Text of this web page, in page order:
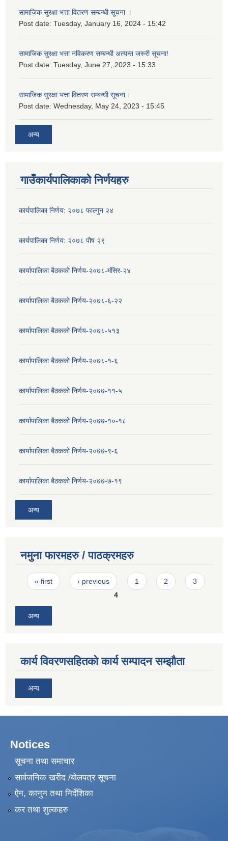
सामाजिक सुरक्षा भत्ता वितरण सम्बन्धी सूचना ।
Post date: Tuesday, January 16, 2024 - 15:42
सामाजिक सुरक्षा भत्ता नविकरण सम्बन्धी अत्यन्त जरुरी सूचना!
Post date: Tuesday, June 27, 2023 - 15:33
सामाजिक सुरक्षा भत्ता वितरण सम्बन्धी सूचना।
Post date: Wednesday, May 24, 2023 - 15:45
अन्य
गाउँकार्यपालिकाको निर्णयहरु
कार्यपालिका निर्णय: २०७८ फाल्गुन २४
कार्यपालिका निर्णय: २०७८ पौष २९
कार्यापालिका बैठकको निर्णय-२०७८-मंसिर-२४
कार्यापालिका बैठकको निर्णय-२०७८-६-२२
कार्यापालिका बैठकको निर्णय-२०७८-५१३
कार्यापालिका बैठकको निर्णय-२०७८-१-६
कार्यापालिका बैठकको निर्णय-२०७७-११-५
कार्यापालिका बैठकको निर्णय-२०७७-१०-१८
कार्यापालिका बैठकको निर्णय-२०७७-९-६
कार्यापालिका बैठकको निर्णय-२०७७-७-१९
अन्य
नमुना फारमहरु / पाठक्रमहरु
Pages
« first ‹ previous 1 2
3
4
अन्य
कार्य विवरणसहितको कार्य सम्पादन सम्झौता
अन्य
Notices
सूचना तथा समाचार
सार्वजनिक खरीद /बोलपत्र सूचना
ऐन, कानुन तथा निर्देशिका
कर तथा शुल्कहरु